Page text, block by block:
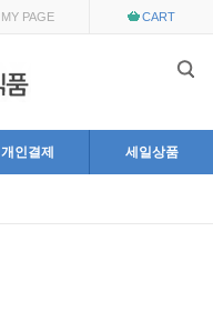
MY PAGE CART
개인결제 세일상품